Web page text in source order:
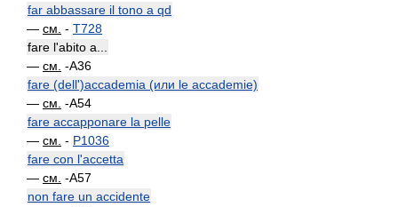
far abbassare il tono a qd
— см. - T728
fare l'abito a...
— см. -A36
fare (dell')accademia (или le accademie)
— см. -A54
fare accapponare la pelle
— см. - P1036
fare con l'accetta
— см. -A57
non fare un accidente